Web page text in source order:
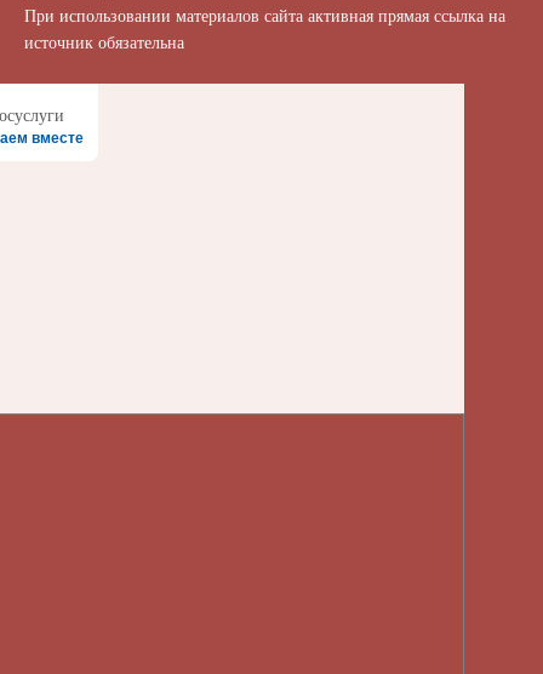
При использовании материалов сайта активная прямая ссылка на
источник обязательна
вместе